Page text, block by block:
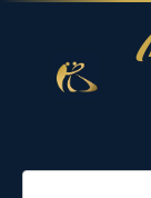
Поиск: